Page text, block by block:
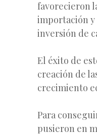
favorecieron
importación
inversión de
El éxito de
creación de
crecimiento
Para
pusieron en